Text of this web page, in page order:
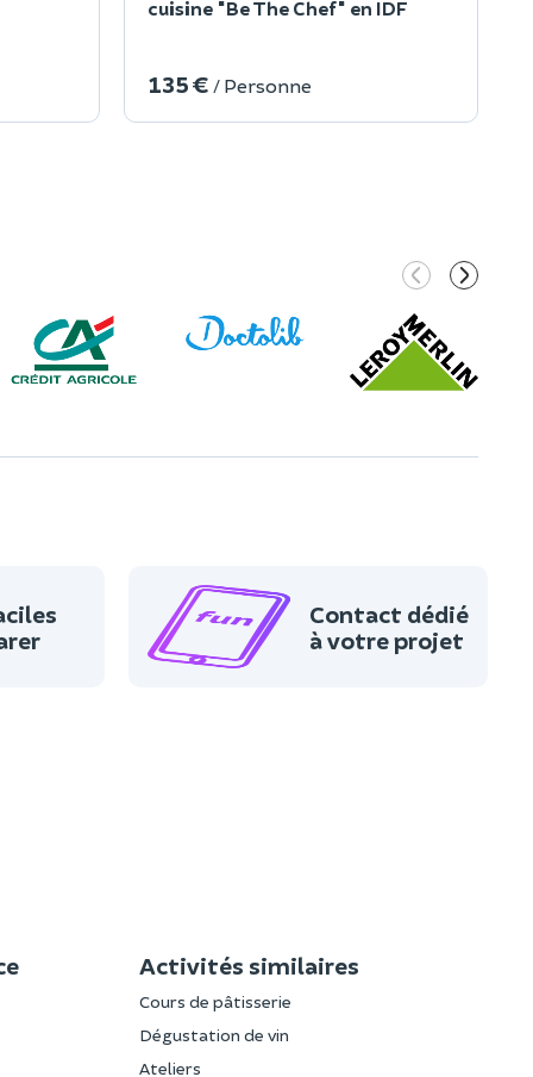
cuisine "Be The Chef" en IDF
135 € / Personne
Contact dédié
à votre projet
Activités similaires
Cours de pâtisserie
Dégustation de vin
Ateliers